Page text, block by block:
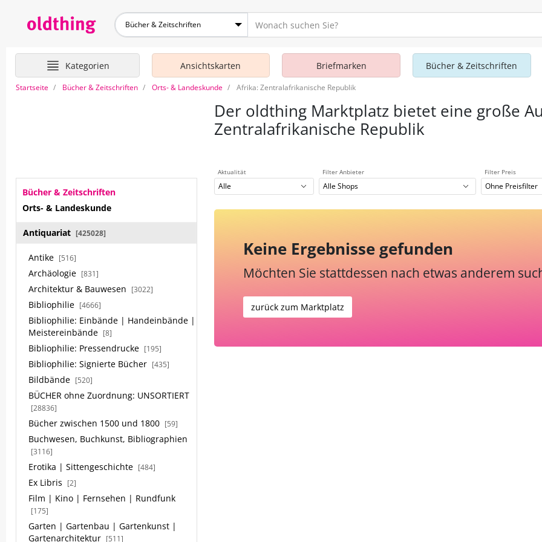
Bücher & Zeitschriften
Kategorien Ansichtskarten Briefmarken Bücher & Zeitschriften
Startseite Bücher & Zeitschriften Orts- & Landeskunde Afrika: Zentralafrikanische Republik
Der oldthing Marktplatz bietet eine große
Zentralafrikanische Republik
Bücher & Zeitschriften
Orts- & Landeskunde
Antiquariat [425028]
Antike [516]
Archäologie [831]
Architektur & Bauwesen [3022]
Bibliophilie [4666]
Bibliophilie: Einbände | Handeinbände |
Meistereinbände [8]
Bibliophilie: Pressendrucke [195]
Bibliophilie: Signierte Bücher [435]
Bildbände [520]
BÜCHER ohne Zuordnung: UNSORTIERT
[28836]
Bücher zwischen 1500 und 1800 [59]
Buchwesen, Buchkunst, Bibliographien
[3116]
Erotika | Sittengeschichte [484]
Ex Libris [2]
Film | Kino | Fernsehen | Rundfunk
[175]
Garten | Gartenbau | Gartenkunst |
Gartenarchitektur [511]
Aktualität
Alle
Filter Anbieter
Alle Shops
Filter Preis
Ohne Preisfilter
Keine Ergebnisse gefunden
Möchten Sie stattdessen nach etwas anderem
zurück zum Marktplatz